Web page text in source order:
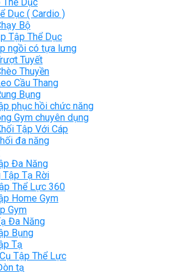
Dục
Dục ( Cardio )
Bộ
Tập Thể Dục
ngồi có tựa lưng
Tuyết
Thuyền
Cầu Thang
Bụng
phục hồi chức năng
Gym chuyên dụng
Tập Với Cáp
đa năng
Đa Năng
Tập Tạ Rời
Thể Lực 360
Home Gym
Gym
Đa Năng
Bụng
Tạ
Tập Thể Lực
tạ